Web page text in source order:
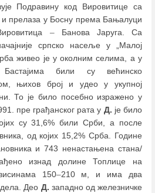
Подравину код Вировитице са
прелаза у Босну према Бањалуци
–Банова Јаруга. Са
српско насеље у „Малој
живео је у околним селима, а у
били су већинско
њихов број и удео у укупној
То је било посебно изражено у
пре грађанског рата у Д. је било
су 31,6% били Срби, а после
од којих 15,2% Срба. Године
и 743 ненастањена стана/
изнад долине Топлице на
150–210 м, и има два
Део Д. западно од железничке